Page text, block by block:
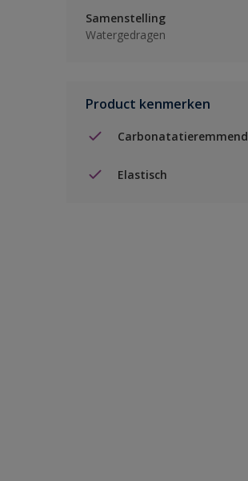
Samenstelling
Watergedragen
Product kenmerken
Carbonatatieremmend
Elastisch